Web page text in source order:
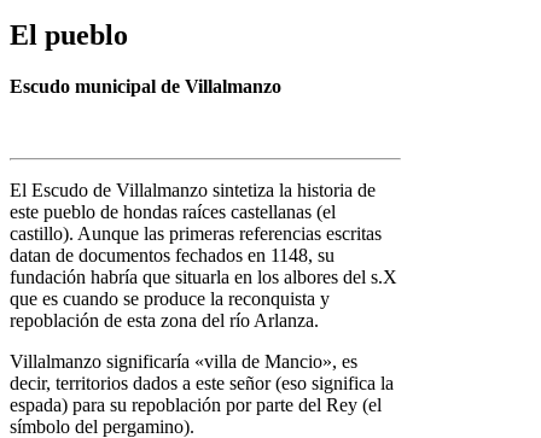
El pueblo
Escudo municipal de Villalmanzo
El Escudo de Villalmanzo sintetiza la historia de
este pueblo de hondas raíces castellanas (el
castillo). Aunque las primeras referencias escritas
datan de documentos fechados en 1148, su
fundación habría que situarla en los albores del s.X
que es cuando se produce la reconquista y
repoblación de esta zona del río Arlanza.
Villalmanzo significaría «villa de Mancio», es
decir, territorios dados a este señor (eso significa la
espada) para su repoblación por parte del Rey (el
símbolo del pergamino).